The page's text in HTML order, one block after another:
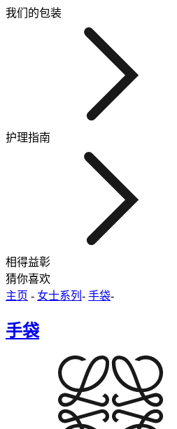
我们的包装
护理指南
相得益彰
猜你喜欢
主页 - 女士系列 - 手袋-
手袋